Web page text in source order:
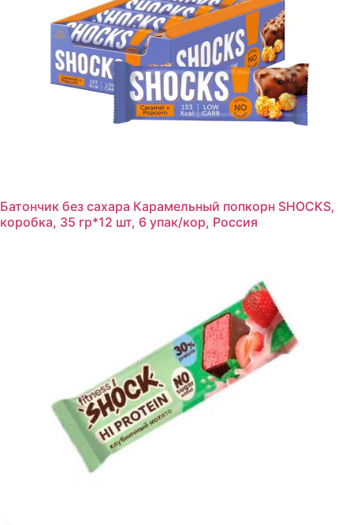
Батончик без сахара Карамельный попкорн SHOCKS,
коробка, 35 гр*12 шт, 6 упак/кор, Россия